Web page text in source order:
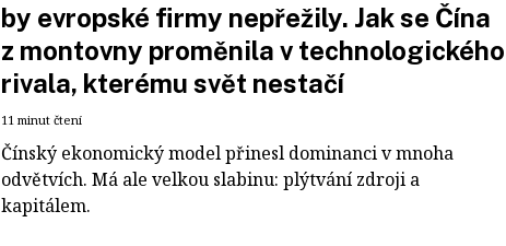
by evropské firmy nepřežily. Jak se Čína
z montovny proměnila v technologického
rivala, kterému svět nestačí
11 minut čtení
Čínský ekonomický model přinesl dominanci v mnoha
odvětvích. Má ale velkou slabinu: plýtvání zdroji a
kapitálem.